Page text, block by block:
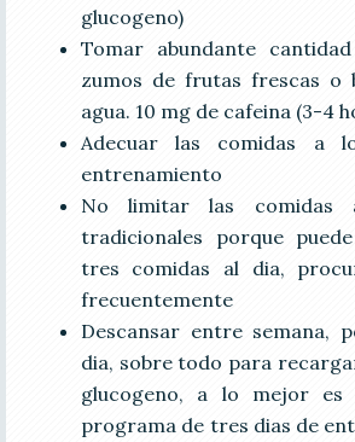
glucogeno)
Tomar abundante
zumos de frutas frescas o
agua. 10 mg de cafeina (3-4
Adecuar las comidas a
entrenamiento
No limitar las comidas
tradicionales porque
tres comidas al dia,
frecuentemente
Descansar entre semana,
dia, sobre todo para
glucogeno, a lo mejor es
programa de tres dias de